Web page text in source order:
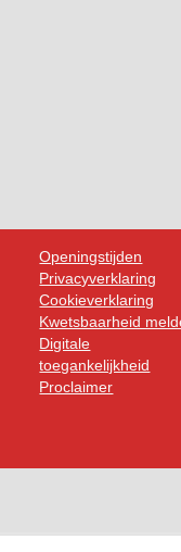
Openingstijden
Privacyverklaring
Cookieverklaring
Kwetsbaarheid
Digitale
toegankelijkheid
Proclaimer